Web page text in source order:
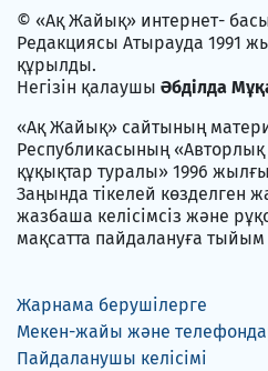
© «Ақ Жайық» интернет-
Редакциясы Атырауда 1991
құрылды.
Негізін қалаушы Әбділда
«Ақ Жайық» сайтының
Республикасының «Авторлық
құқықтар туралы» 1996
Заңында тікелей көзделген
жазбаша келісімсіз және
мақсатта пайдалануға
Жарнама берушілерге
Мекен-жайы және
Пайдаланушы келісімі